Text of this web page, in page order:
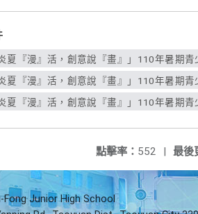
炎夏『漫』活，創意說『畫』」110年暑期
炎夏『漫』活，創意說『畫』」110年暑期
炎夏『漫』活，創意說『畫』」110年暑期
最後
點擊率： 552 |
Fong Junior High School